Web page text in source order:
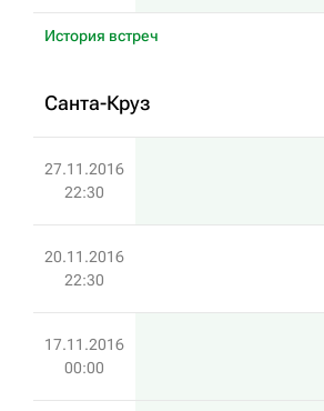
История встреч
Санта-Круз
27.11.2016
22:30
20.11.2016
22:30
17.11.2016
00:00